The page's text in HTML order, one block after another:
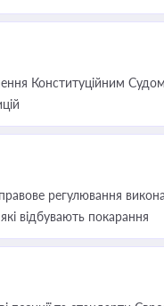
Конституційним
регулювання
відбувають покарання